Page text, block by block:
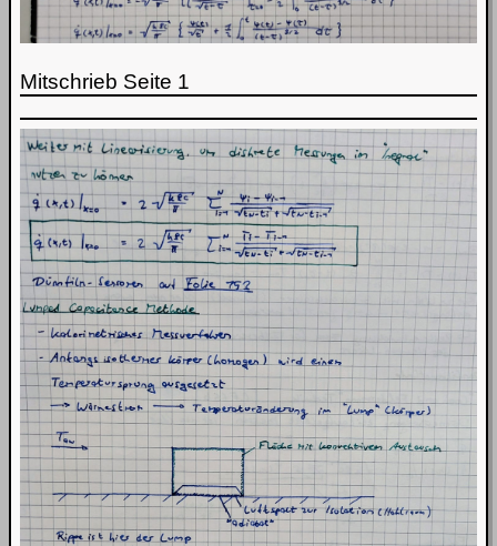
Mitschrieb Seite 1